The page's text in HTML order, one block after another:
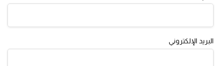
البريد الإلكتروني